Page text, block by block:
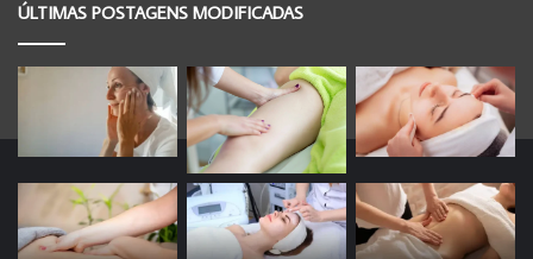
ÚLTIMAS POSTAGENS MODIFICADAS